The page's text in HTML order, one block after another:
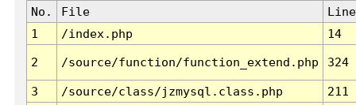
No. File
Line
1
/index.php 14
2 /source/function/function_extend.php 324
3 /source/class/jzmysql.class.php
211